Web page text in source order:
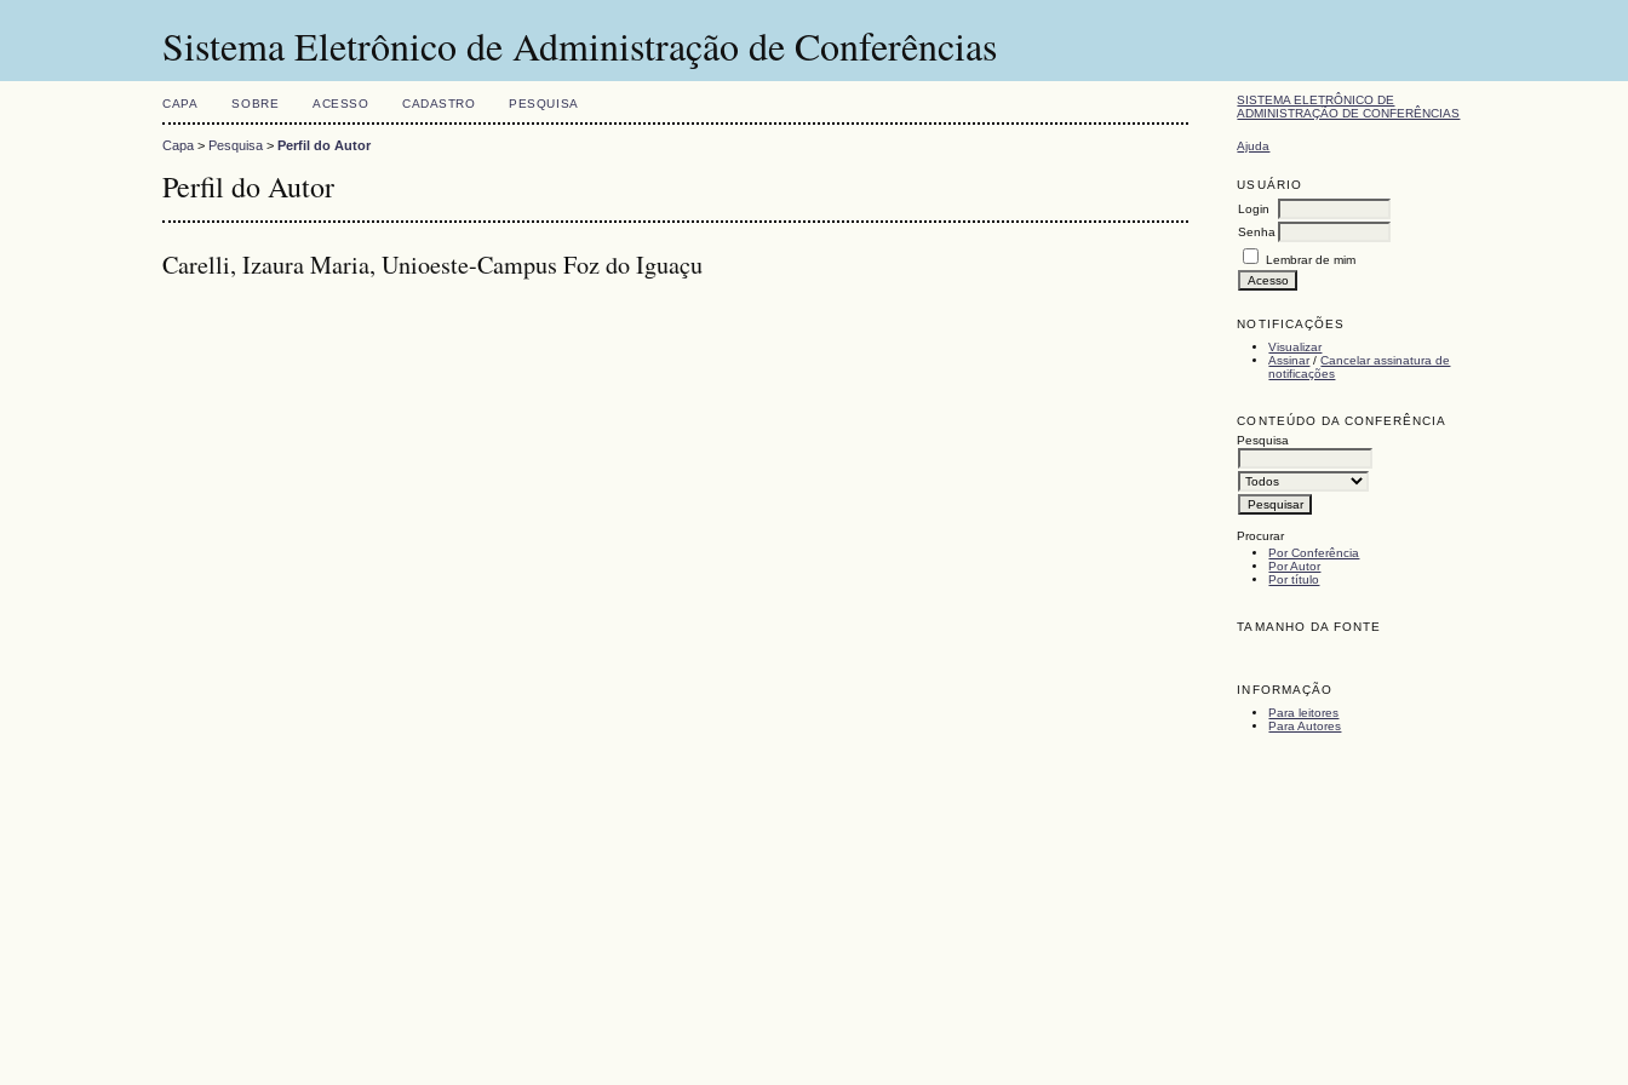
Sistema Eletrônico de Administração de Conferências
SISTEMA ELETRÔNICO DE
ADMINISTRAÇÃO DE CONFERÊNCIAS
Ajuda
USUÁRIO
Login
Senha
Lembrar de mim
NOTIFICAÇÕES
Visualizar
Assinar/Cancelar assinatura de
notificações
CONTEÚDO DA CONFERÊNCIA
Pesquisa
Procurar
Por Conferência
Por Autor
Por título
TAMANHO DA FONTE
INFORMAÇÃO
Para leitores
Para Autores
CAPA SOBRE ACESSO CADASTRO PESQUISA
Capa > Pesquisa >Perfil do Autor
Perfil do Autor
Carelli, Izaura Maria, Unioeste-Campus Foz do Iguaçu